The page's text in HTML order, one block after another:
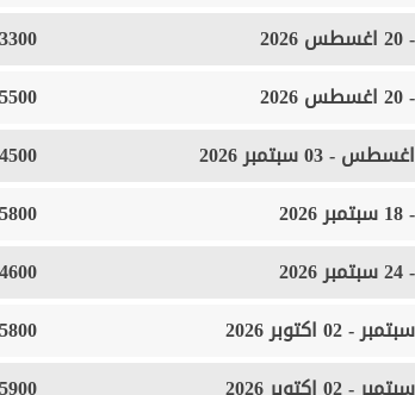
3300 Euro
5500 Euro
4500 Euro
5800 Euro
4600 Euro
5800 Euro